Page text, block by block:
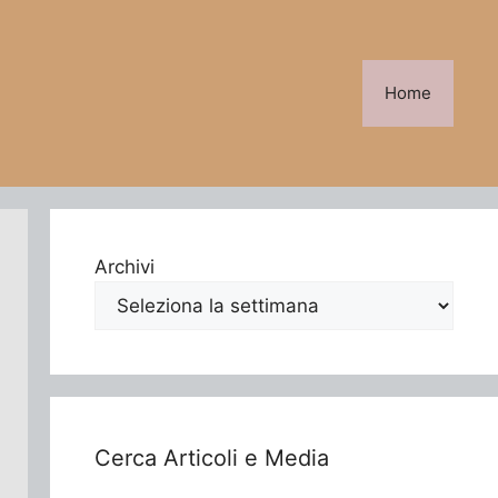
Home
Archivi
Cerca Articoli e Media